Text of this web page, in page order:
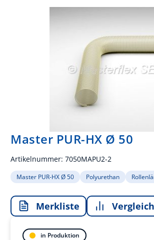
Master PUR-HX Ø 50
Artikelnummer: 7050MAPU2-2
Master PUR-HX Ø 50 Polyurethan
Merkliste
in Produktion